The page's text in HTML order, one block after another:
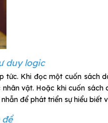
duy logic
tức. Khi đọc một cuốn sách
vật. Hoặc khi cuốn sách
để phát triển sự hiểu biết